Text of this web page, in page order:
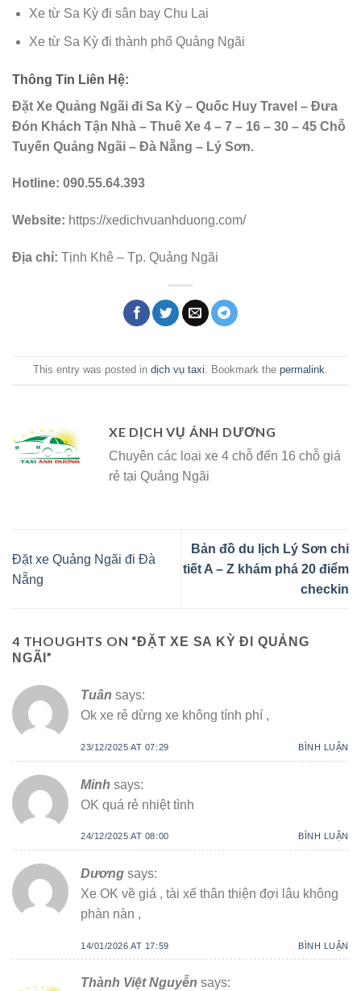
Xe từ Sa Kỳ đi sân bay Chu Lai
Xe từ Sa Kỳ đi thành phố Quảng Ngãi
Thông Tin Liên Hệ:
Đặt Xe Quảng Ngãi đi Sa Kỳ – Quốc Huy Travel – Đưa
Đón Khách Tận Nhà – Thuê Xe 4 – 7 – 16 – 30 – 45 Chỗ
Tuyến Quảng Ngãi – Đà Nẵng – Lý Sơn.
Hotline: 090.55.64.393
Website: https://xedichvuanhduong.com/
Địa chỉ: Tịnh Khê – Tp. Quảng Ngãi
This entry was posted in dịch vụ taxi. Bookmark the permalink.
XE DỊCH VỤ ÁNH DƯƠNG
Chuyên các loại xe 4 chỗ đến 16 chỗ giá
rẻ tại Quảng Ngãi
Đặt xe Quảng Ngãi đi Đà
Nẵng
Bản đồ du lịch Lý Sơn chi
tiết A – Z khám phá 20 điểm
checkin
4 THOUGHTS ON “ĐẶT XE SA KỲ ĐI QUẢNG
NGÃI”
Tuân says:
Ok xe rẻ dừng xe không tính phí ,
23/12/2025 AT 07:29 BÌNH LUẬN
Minh says:
OK quá rẻ nhiệt tình
24/12/2025 AT 08:00 BÌNH LUẬN
Dương says:
Xe OK về giá , tài xế thân thiện đợi lâu không
phàn nàn ,
14/01/2026 AT 17:59 BÌNH LUẬN
Thành Việt Nguyễn says: